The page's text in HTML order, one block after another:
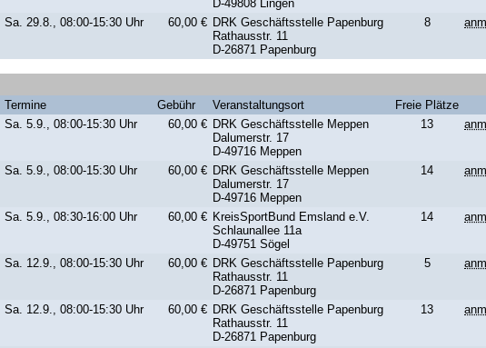
D-49808 Lingen
Sa. 29.8., 08:00-15:30 Uhr 60,00 € DRK Geschäftsstelle Papenburg
Rathausstr. 11
D-26871 Papenburg
8
Termine Gebühr Veranstaltungsort
Freie Plätze
Sa. 5.9., 08:00-15:30 Uhr 60,00 € DRK Geschäftsstelle Meppen
Dalumerstr. 17
D-49716 Meppen
13
Sa. 5.9., 08:00-15:30 Uhr 60,00 € DRK Geschäftsstelle Meppen
Dalumerstr. 17
D-49716 Meppen
14
Sa. 5.9., 08:30-16:00 Uhr 60,00 € KreisSportBund Emsland e.V.
Schlaunallee 11a
D-49751 Sögel
14
Sa. 12.9., 08:00-15:30 Uhr 60,00 € DRK Geschäftsstelle Papenburg
Rathausstr. 11
D-26871 Papenburg
5
Sa. 12.9., 08:00-15:30 Uhr 60,00 € DRK Geschäftsstelle Papenburg
Rathausstr. 11
D-26871 Papenburg
13